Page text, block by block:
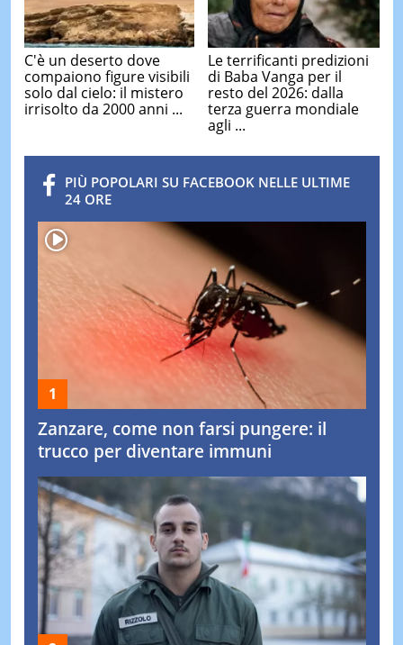
C'è un deserto dove
compaiono figure visibili
solo dal cielo: il mistero
irrisolto da 2000 anni ...
Le terrificanti predizioni
di Baba Vanga per il
resto del 2026: dalla
terza guerra mondiale
agli ...
PIÙ POPOLARI SU FACEBOOK NELLE ULTIME
24 ORE
Zanzare, come non farsi pungere: il
trucco per diventare immuni